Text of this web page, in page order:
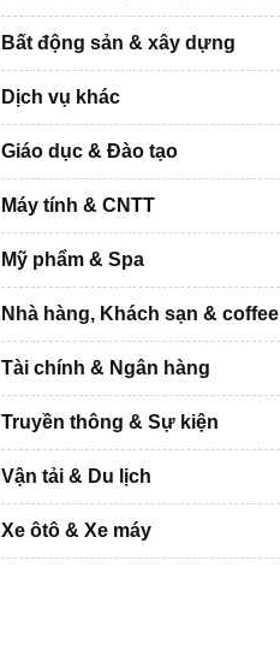
Bất động sản & xây dựng
Dịch vụ khác
Giáo dục & Đào tạo
Máy tính & CNTT
Mỹ phẩm & Spa
Nhà hàng, Khách sạn & coffee
Tài chính & Ngân hàng
Truyền thông & Sự kiện
Vận tải & Du lịch
Xe ôtô & Xe máy